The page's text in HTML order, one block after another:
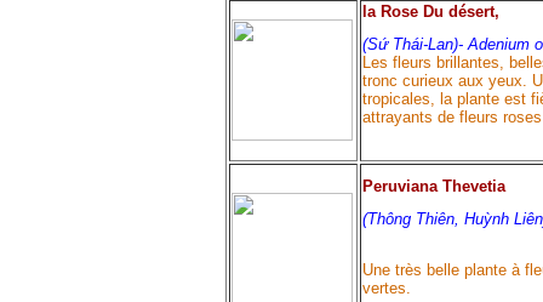
la Rose Du désert,
(Sứ Thái-Lan)-Adenium
Les fleurs brillantes,
tronc curieux aux yeux.
tropicales, la plante est
attrayants de fleurs
Peruviana Thevetia
(Thông Thiên, Huỳnh
Une très belle plante à
vertes.